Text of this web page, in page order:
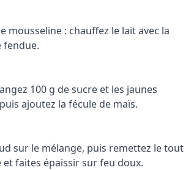
mousseline : chauffez le lait avec la
fendue.
100 g de sucre et les jaunes
ajoutez la fécule de maïs.
sur le mélange, puis remettez le tout
et faites épaissir sur feu doux.